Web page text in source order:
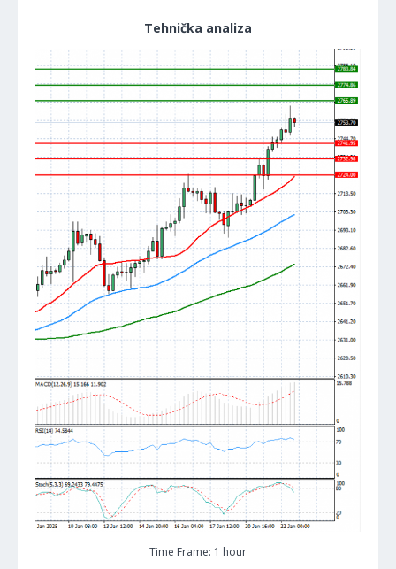
Tehnička analiza
Time Frame: 1 hour